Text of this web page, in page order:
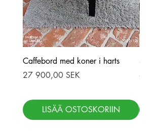
Caffebord med koner i harts
Hinta
27 900,00 SEK
LISÄÄ OSTOSKORIIN
Stor
Hinta
69